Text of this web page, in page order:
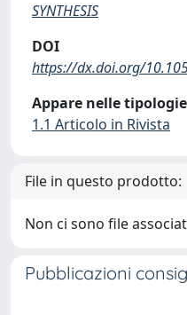
SYNTHESIS
DOI
https://dx.doi.org/
Appare nelle
1.1 Articolo in Rivista
File in questo prodotto:
Non ci sono file
Pubblicazioni